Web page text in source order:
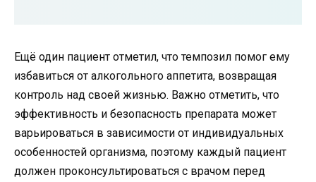
Ещё один пациент отметил, что темпозил помог ему
избавиться от алкогольного аппетита, возвращая
контроль над своей жизнью. Важно отметить, что
эффективность и безопасность препарата может
варьироваться в зависимости от индивидуальных
особенностей организма, поэтому каждый пациент
должен проконсультироваться с врачом перед